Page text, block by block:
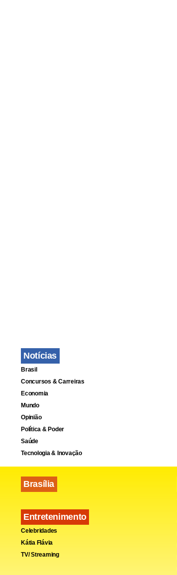
Notícias
Brasil
Concursos & Carreiras
Economia
Mundo
Opinião
Política & Poder
Saúde
Tecnologia & Inovação
Brasília
Entretenimento
Celebridades
Kátia Flávia
TV/ Streaming